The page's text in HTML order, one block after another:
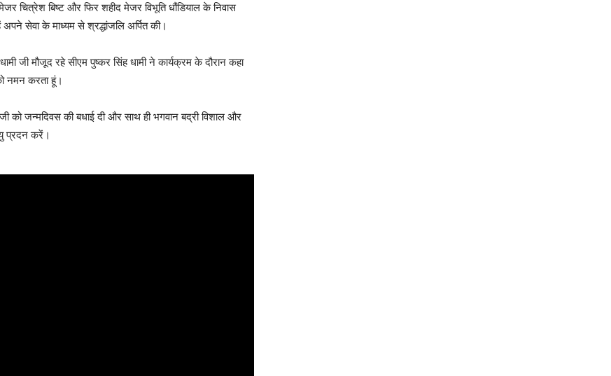
चित्रेश बिष्ट और फिर शहीद मेजर विभूति धौंडियाल के निवास
सेवा के माध्यम से श्रद्धांजलि अर्पित की।
जी मौजूद रहे सीएम पुष्कर सिंह धामी ने कार्यक्रम के दौरान कहा
नमन करता हूं।
को जन्मदिवस की बधाई दी और साथ ही भगवान बद्री विशाल और
प्रदन करें।